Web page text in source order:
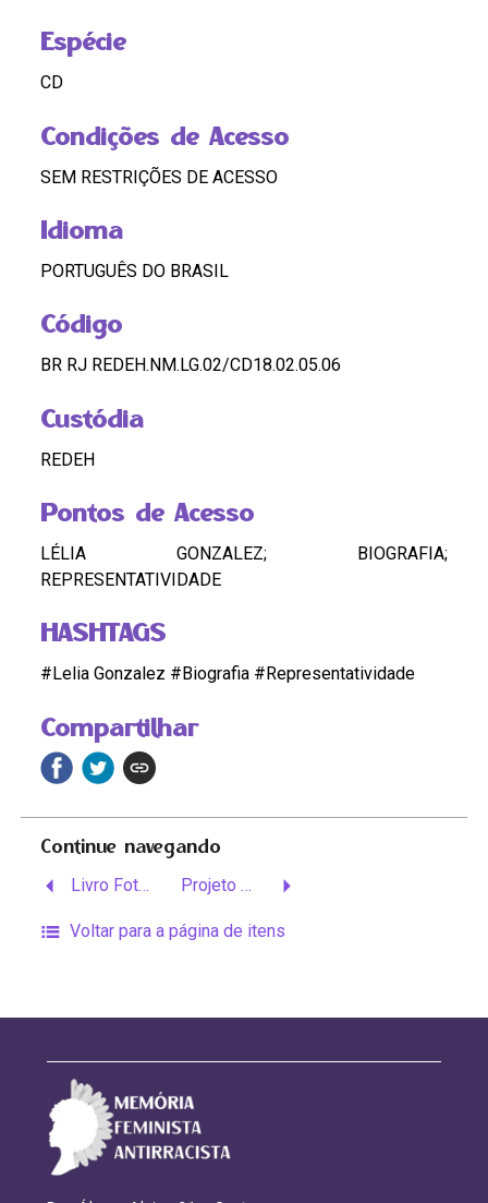
Compartilhar
Espécie
CD
Condições de Acesso
SEM RESTRIÇÕES DE ACESSO
Idioma
PORTUGUÊS DO BRASIL
Código
BR RJ REDEH.NM.LG.02/CD18.02.05.06
Custódia
REDEH
Pontos de Acesso
LÉLIA GONZALEZ; BIOGRAFIA;
REPRESENTATIVIDADE
HASHTAGS
#Lelia Gonzalez #Biografia #Representatividade
Continue navegando
Livro Fotobiográfico Projeto Memória Lélia Gonzalez
Voltar para a página de itens